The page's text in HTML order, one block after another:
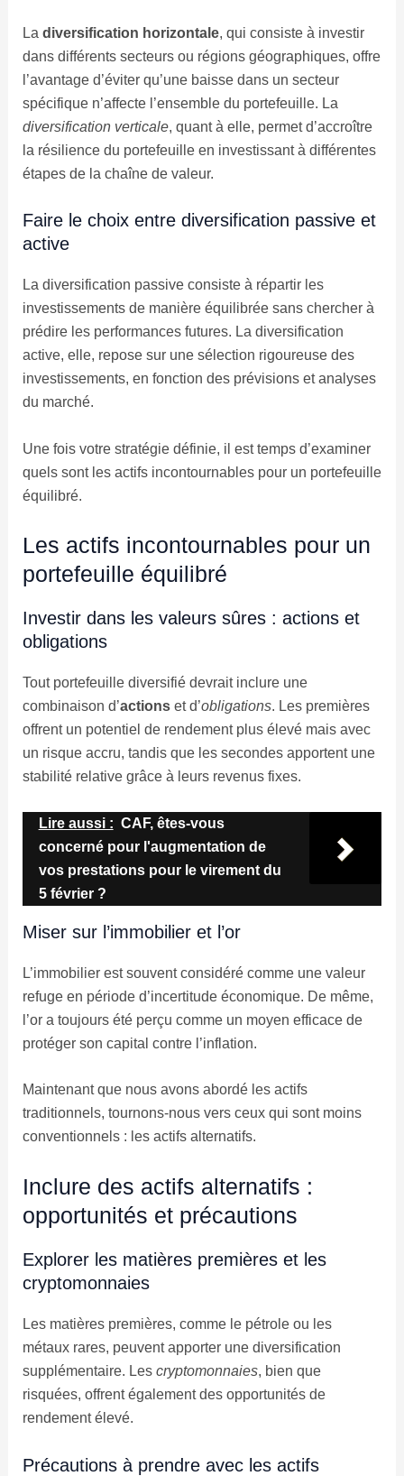
La diversification horizontale, qui consiste à investir
dans différents secteurs ou régions géographiques, offre
l’avantage d’éviter qu’une baisse dans un secteur
spécifique n’affecte l’ensemble du portefeuille. La
diversification verticale, quant à elle, permet d’accroître
la résilience du portefeuille en investissant à différentes
étapes de la chaîne de valeur.
Faire le choix entre diversification passive et
active
La diversification passive consiste à répartir les
investissements de manière équilibrée sans chercher à
prédire les performances futures. La diversification
active, elle, repose sur une sélection rigoureuse des
investissements, en fonction des prévisions et analyses
du marché.
Une fois votre stratégie définie, il est temps d’examiner
quels sont les actifs incontournables pour un portefeuille
équilibré.
Les actifs incontournables pour un
portefeuille équilibré
Investir dans les valeurs sûres : actions et
obligations
Tout portefeuille diversifié devrait inclure une
combinaison d’actionset d’obligations. Les premières
offrent un potentiel de rendement plus élevé mais avec
un risque accru, tandis que les secondes apportent une
stabilité relative grâce à leurs revenus fixes.
Lire aussi : CAF, êtes-vous
concerné pour l'augmentation de
vos prestations pour le virement du
5 février ?
Miser sur l’immobilier et l’or
L’immobilier est souvent considéré comme une valeur
refuge en période d’incertitude économique. De même,
l’or a toujours été perçu comme un moyen efficace de
protéger son capital contre l’inflation.
Maintenant que nous avons abordé les actifs
traditionnels, tournons-nous vers ceux qui sont moins
conventionnels : les actifs alternatifs.
Inclure des actifs alternatifs :
opportunités et précautions
Explorer les matières premières et les
cryptomonnaies
Les matières premières, comme le pétrole ou les
métaux rares, peuvent apporter une diversification
supplémentaire. Les cryptomonnaies, bien que
risquées, offrent également des opportunités de
rendement élevé.
Précautions à prendre avec les actifs